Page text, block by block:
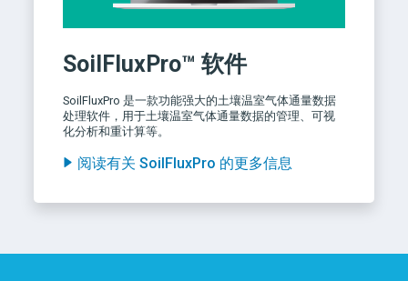
SoilFluxPro™ 软件
SoilFluxPro 是一款功能强大的土壤温室气体通量数据
处理软件，用于土壤温室气体通量数据的管理、可视
化分析和重计算等。
阅读有关 SoilFluxPro 的更多信息